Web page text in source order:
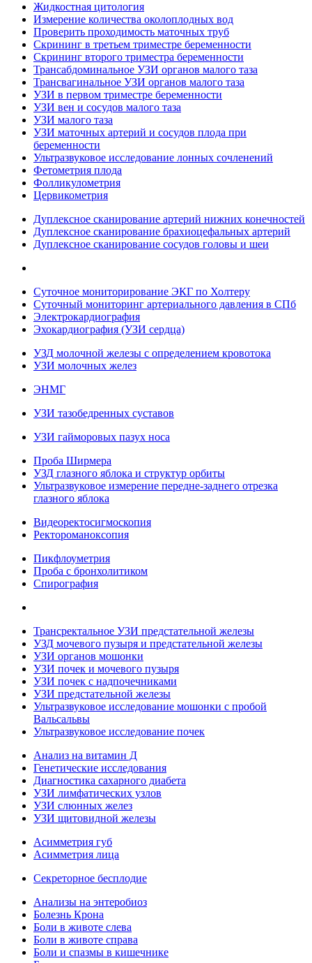
Жидкостная цитология
Измерение количества околоплодных вод
Проверить проходимость маточных труб
Скрининг в третьем триместре беременности
Скрининг второго триместра беременности
Трансабдоминальное УЗИ органов малого таза
Трансвагинальное УЗИ органов малого таза
УЗИ в первом триместре беременности
УЗИ вен и сосудов малого таза
УЗИ малого таза
УЗИ маточных артерий и сосудов плода при
беременности
Ультразвуковое исследование лонных сочленений
Фетометрия плода
Фолликулометрия
Цервикометрия
Дуплексное сканирование артерий нижних конечностей
Дуплексное сканирование брахиоцефальных артерий
Дуплексное сканирование сосудов головы и шеи
Суточное мониторирование ЭКГ по Холтеру
Суточный мониторинг артериального давления в СПб
Электрокардиография
Эхокардиография (УЗИ сердца)
УЗД молочной железы с определением кровотока
УЗИ молочных желез
ЭНМГ
УЗИ тазобедренных суставов
УЗИ гайморовых пазух носа
Проба Ширмера
УЗД глазного яблока и структур орбиты
Ультразвуковое измерение передне-заднего отрезка
глазного яблока
Видеоректосигмоскопия
Ректороманоксопия
Пикфлоуметрия
Проба с бронхолитиком
Спирография
Трансректальное УЗИ предстательной железы
УЗД мочевого пузыря и предстательной железы
УЗИ органов мошонки
УЗИ почек и мочевого пузыря
УЗИ почек с надпочечниками
УЗИ предстательной железы
Ультразвуковое исследование мошонки с пробой
Вальсальвы
Ультразвуковое исследование почек
Анализ на витамин Д
Генетические исследования
Диагностика сахарного диабета
УЗИ лимфатических узлов
УЗИ слюнных желез
УЗИ щитовидной железы
Асимметрия губ
Асимметрия лица
Секреторное бесплодие
Анализы на энтеробиоз
Болезнь Крона
Боли в животе слева
Боли в животе справа
Боли и спазмы в кишечнике